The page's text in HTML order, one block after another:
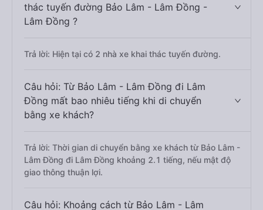
thác tuyến đường Bảo Lâm - Lâm Đồng -
Lâm Đồng ?
Trả lời: Hiện tại có 2 nhà xe khai thác tuyến đường.
Câu hỏi: Từ Bảo Lâm - Lâm Đồng đi Lâm
Đồng mất bao nhiêu tiếng khi di chuyển
bằng xe khách?
Trả lời: Thời gian di chuyển bằng xe khách từ Bảo Lâm -
Lâm Đồng đi Lâm Đồng khoảng 2.1 tiếng, nếu mật độ
giao thông thuận lợi.
Câu hỏi: Khoảng cách từ Bảo Lâm - Lâm